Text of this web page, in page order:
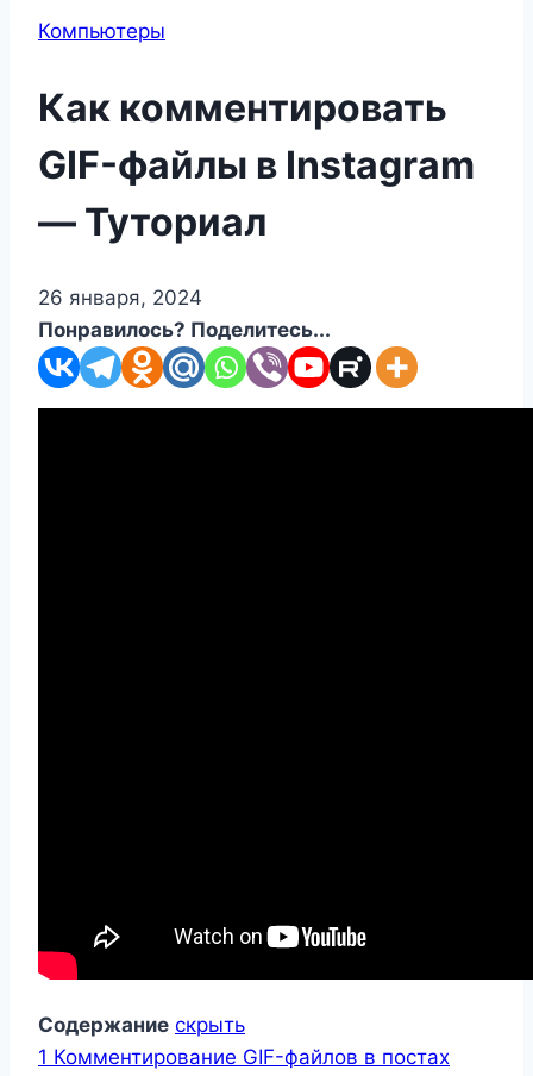
Компьютеры
Как комментировать
GIF-файлы в Instagram
— Туториал
26 января, 2024
Понравилось? Поделитесь...
Содержание скрыть
1 Комментирование GIF-файлов в постах